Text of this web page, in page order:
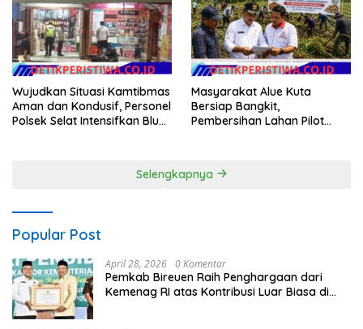
Wujudkan Situasi Kamtibmas
Aman dan Kondusif, Personel
Polsek Selat Intensifkan Blue
Masyarakat Alue Kuta
Bersiap Bangkit,
Pembersihan Lahan Pilot
Selengkapnya
Popular Post
April 28, 2026 0 Komentar
Pemkab Bireuen Raih Penghargaan dari
Kemenag RI atas Kontribusi Luar Biasa di